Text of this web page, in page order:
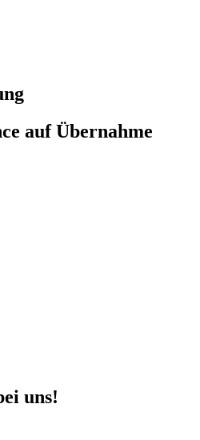
auf Übernahme
uns!